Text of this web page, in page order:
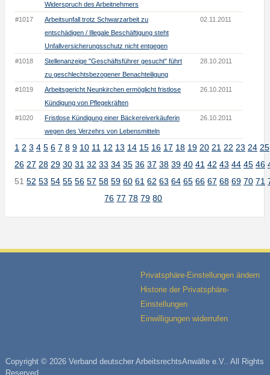
Widerspruch des Arbeitnehmers
#1017
Arbeitsunfall trotz Schwarzarbeit zu
entschädigen / Illegale Beschäftigung steht
Unfallversicherungsschutz nicht entgegen
02.11.2011
#1018
Stellenanzeige "Geschäftsführer gesucht" führt
zu geschlechtsbezogener Benachteiligung
28.10.2011
#1019
Arbeitsgericht Neunkirchen ermöglicht fristlose
Kündigung von Pflegekräften
26.10.2011
#1020
Fristlose Kündigung einer Bäckereiverkäuferin
wegen des Verzehrs von Lebensmitteln
26.10.2011
1 2 3 4 5 6 7 8 9 10 11 12 13 14 15 16 17 18 19 20 21 22 23 24 25
26 27 28 29 30 31 32 33 34 35 36 37 38 39 40 41 42 43 44 45 46
51 52 53 54 55 56 57 58 59 60 61 62 63 64 65 66 67 68 69 70 71
76 77 78 79 80
Privatsphäre-Einstellungen ändern
Historie der Privatsphäre-
Einstellungen
Einwilligungen widerrufen
Copyright © 2026 Verband deutscher ArbeitsrechtsAnwälte e.V.. All Rights
Reserved